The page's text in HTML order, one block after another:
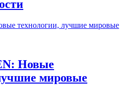
Новые
мировые